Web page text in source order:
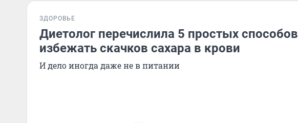
ЗДОРОВЬЕ
Диетолог перечислила 5 простых способов
избежать скачков сахара в крови
И дело иногда даже не в питании